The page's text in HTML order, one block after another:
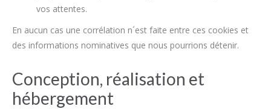
vos attentes.
En aucun cas une corrélation n´est faite entre ces cookies et
des informations nominatives que nous pourrions détenir.
Conception, réalisation et
hébergement